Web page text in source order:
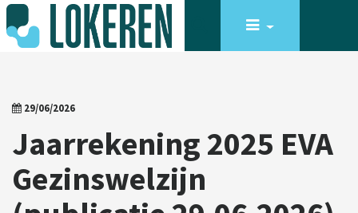
29/06/2026
Jaarrekening 2025 EVA
Gezinswelzijn